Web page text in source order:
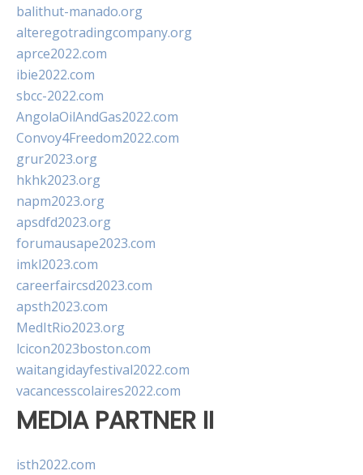
balithut-manado.org
alteregotradingcompany.org
aprce2022.com
ibie2022.com
sbcc-2022.com
AngolaOilAndGas2022.com
Convoy4Freedom2022.com
grur2023.org
hkhk2023.org
napm2023.org
apsdfd2023.org
forumausape2023.com
imkl2023.com
careerfaircsd2023.com
apsth2023.com
MedItRio2023.org
lcicon2023boston.com
waitangidayfestival2022.com
vacancesscolaires2022.com
MEDIA PARTNER II
isth2022.com